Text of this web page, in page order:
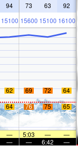
94 73 63 92
15100 15600 15100 16100
62 69 72
64
64 76 75 65
— 5:03 —
—
— — 6:42 —